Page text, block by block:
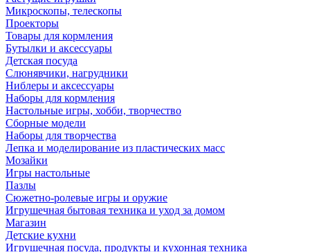
Микроскопы, телескопы
Проекторы
Товары для кормления
Бутылки и аксессуары
Детская посуда
Слюнявчики, нагрудники
Ниблеры и аксессуары
Наборы для кормления
Настольные игры, хобби, творчество
Сборные модели
Наборы для творчества
Лепка и моделирование из пластических масс
Мозайки
Игры настольные
Пазлы
Сюжетно-ролевые игры и оружие
Игрушечная бытовая техника и уход за домом
Магазин
Детские кухни
Игрушечная посуда, продукты и кухонная техника